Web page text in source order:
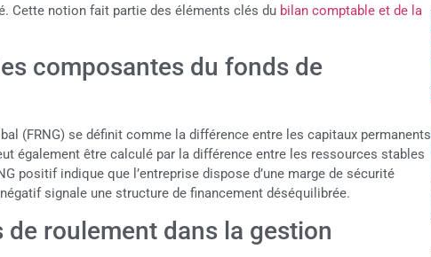
Cette notion fait partie des éléments clés du bilan comptable et de la
composantes du fonds de
(FRNG) se définit comme la différence entre les capitaux permanents
également être calculé par la différence entre les ressources stables
positif indique que l’entreprise dispose d’une marge de sécurité
signale une structure de financement déséquilibrée.
de roulement dans la gestion